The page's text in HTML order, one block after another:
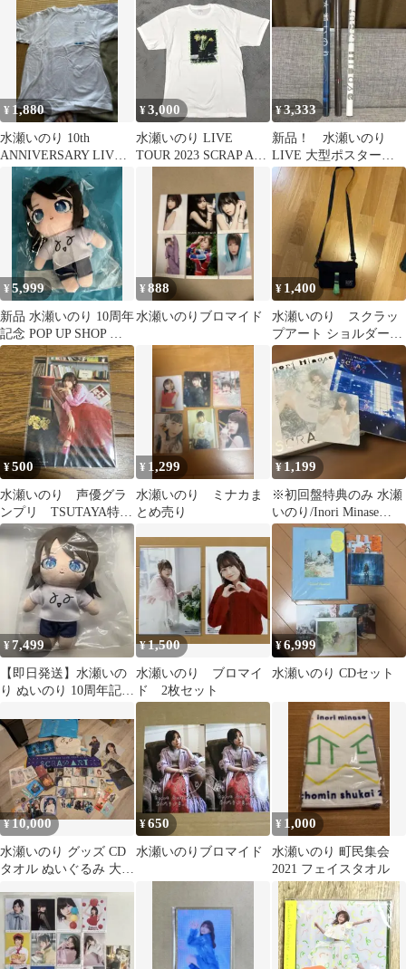
¥ 1,880
水瀬いのり 10th
ANNIVERSARY LIVE
TOUR Tシャツ S
¥3,000
水瀬いのり LIVE
TOUR 2023 SCRAP ART
¥3,333
新品！ 水瀬いのり
LIVE 大型ポスター 3
本セット
¥5,999
新品 水瀬いのり 10周年
記念 POP UP SHOP ぬ
いのり
¥888
水瀬いのりブロマイド
¥ 1,400
水瀬いのり スクラッ
プアート ショルダーバ
ッグ
¥500
水瀬いのり 声優グラ
ンプリ TSUTAYA特典
ブロマイド
¥ 1,299
水瀬いのり ミナカま
とめ売り
¥1,199
※初回盤特典のみ 水瀬
いのり/Inori Minase
LIVE TOUR SC
¥7,499
【即日発送】水瀬いの
り ぬいのり 10周年記念
¥1,500
水瀬いのり ブロマイ
ド 2枚セット
¥6,999
水瀬いのり CDセット
¥10,000
水瀬いのり グッズ CD
タオル ぬいぐるみ 大量
¥650
水瀬いのりブロマイド
¥ 1,000
水瀬いのり 町民集会
2021 フェイスタオル